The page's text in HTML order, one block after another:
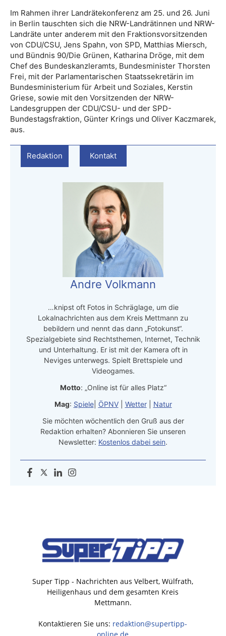
Im Rahmen ihrer Landrätekonferenz am 25. und 26. Juni
in Berlin tauschten sich die NRW-Landrätinnen und NRW-
Landräte unter anderem mit den Fraktionsvorsitzenden
von CDU/CSU, Jens Spahn, von SPD, Matthias Miersch,
und Bündnis 90/Die Grünen, Katharina Dröge, mit dem
Chef des Bundeskanzleramts, Bundesminister Thorsten
Frei, mit der Parlamentarischen Staatssekretärin im
Bundesministerium für Arbeit und Soziales, Kerstin
Griese, sowie mit den Vorsitzenden der NRW-
Landesgruppen der CDU/CSU- und der SPD-
Bundestagsfraktion, Günter Krings und Oliver Kaczmarek,
aus.
Redaktion Kontakt
Andre Volkmann
…knipst oft Fotos in Schräglage, um die
Lokalnachrichten aus dem Kreis Mettmann zu
bebildern und nennt das dann „Fotokunst“.
Spezialgebiete sind Rechtsthemen, Internet, Technik
und Unterhaltung. Er ist mit der Kamera oft in
Neviges unterwegs. Spielt Brettspiele und
Videogames.
Motto: „Online ist für alles Platz“
Mag: Spiele| ÖPNV| Wetter| Natur
Sie möchten wöchentlich den Gruß aus der
Redaktion erhalten? Abonnieren Sie unseren
Newsletter: Kostenlos dabei sein.
Super Tipp - Nachrichten aus Velbert, Wülfrath,
Heiligenhaus und dem gesamten Kreis
Mettmann.
Kontaktieren Sie uns: redaktion@supertipp-